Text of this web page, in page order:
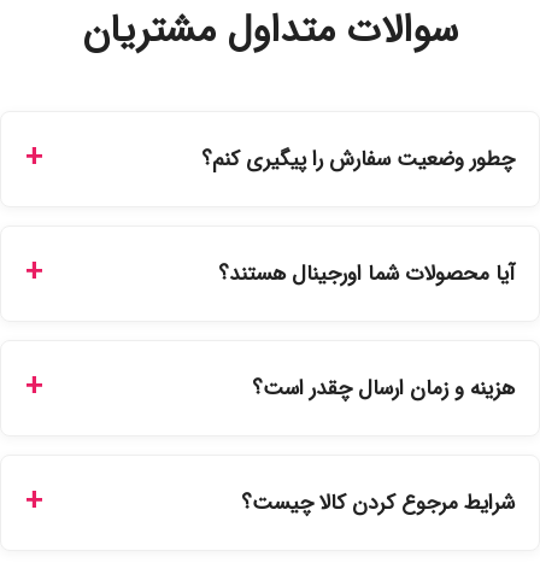
سوالات متداول مشتریان
چطور وضعیت سفارش را پیگیری کنم؟
سفارشات در سایت، وضعیت لحظه‌ای مرسوله را مشاهده کنید.
آیا محصولات شما اورجینال هستند؟
نمایندگی‌های معتبر تهیه شده و دارای بچ‌کد قابل استعلام هستند.
هزینه و زمان ارسال چقدر است؟
انتخاب کنید و برای شهرستان‌ها بین یک الی ۳ روز کاری از طریق
شرایط مرجوع کردن کالا چیست؟